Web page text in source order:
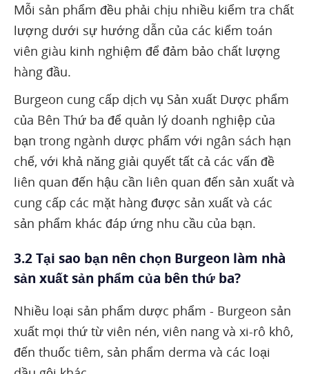
Mỗi sản phẩm đều phải chịu nhiều kiểm tra chất
lượng dưới sự hướng dẫn của các kiểm toán
viên giàu kinh nghiệm để đảm bảo chất lượng
hàng đầu.
Burgeon cung cấp dịch vụ Sản xuất Dược phẩm
của Bên Thứ ba để quản lý doanh nghiệp của
bạn trong ngành dược phẩm với ngân sách hạn
chế, với khả năng giải quyết tất cả các vấn đề
liên quan đến hậu cần liên quan đến sản xuất và
cung cấp các mặt hàng được sản xuất và các
sản phẩm khác đáp ứng nhu cầu của bạn.
3.2 Tại sao bạn nên chọn Burgeon làm nhà
sản xuất sản phẩm của bên thứ ba?
Nhiều loại sản phẩm dược phẩm - Burgeon sản
xuất mọi thứ từ viên nén, viên nang và xi-rô khô,
đến thuốc tiêm, sản phẩm derma và các loại